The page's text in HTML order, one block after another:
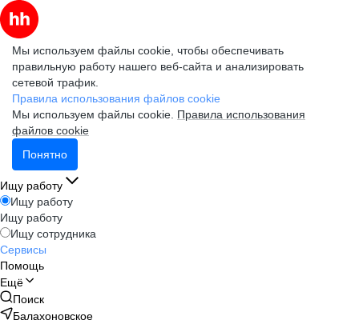
Мы используем файлы cookie, чтобы обеспечивать
правильную работу нашего веб-сайта и анализировать
сетевой трафик.
Правила использования файлов cookie
Мы используем файлы cookie. Правила использования
файлов cookie
Понятно
Ищу работу
Ищу работу
Ищу работу
Ищу сотрудника
Сервисы
Помощь
Ещё
Поиск
Балахоновское